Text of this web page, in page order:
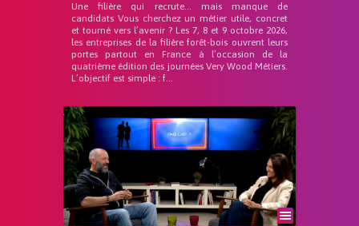
Une filière qui recrute… mais manque de
candidats Vous cherchez un métier utile, concret
et tourné vers l’avenir ? Les 7, 8 et 9 octobre 2026,
les entreprises de la filière forêt-bois ouvrent leurs
portes partout en France à l’occasion de la
quatrième édition des journées Very Wood Métiers.
L’objectif est simple : f...